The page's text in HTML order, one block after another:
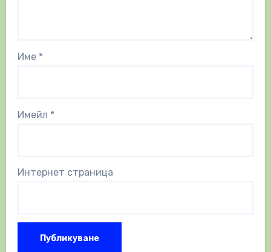
Име *
Имейл *
Интернет страница